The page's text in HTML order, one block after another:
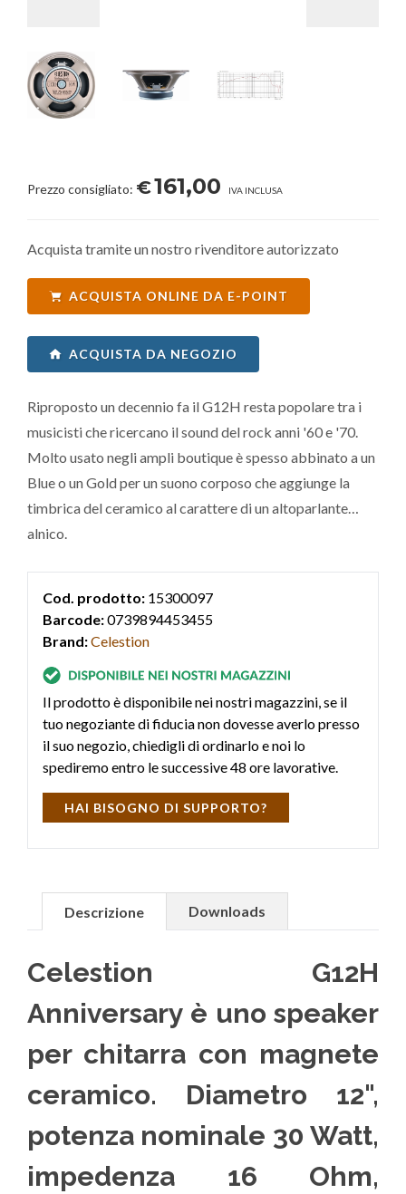
Prezzo consigliato: €161,00 IVA INCLUSA
Acquista tramite un nostro rivenditore autorizzato
ACQUISTA ONLINE DA E-POINT
ACQUISTA DA NEGOZIO
Riproposto un decennio fa il G12H resta popolare tra i
musicisti che ricercano il sound del rock anni '60 e '70.
Molto usato negli ampli boutique è spesso abbinato a un
Blue o un Gold per un suono corposo che aggiunge la
timbrica del ceramico al carattere di un altoparlante
alnico.
Cod. prodotto: 15300097
Barcode:0739894453455
Brand:Celestion
Il prodotto è disponibile nei nostri magazzini, se il
tuo negoziante di fiducia non dovesse averlo presso
il suo negozio, chiedigli di ordinarlo e noi lo
spediremo entro le successive 48 ore lavorative.
HAI BISOGNO DI SUPPORTO?
Descrizione Downloads
Celestion G12H
Anniversary è uno speaker
per chitarra con magnete
ceramico. Diametro 12",
potenza nominale 30 Watt,
impedenza 16 Ohm,